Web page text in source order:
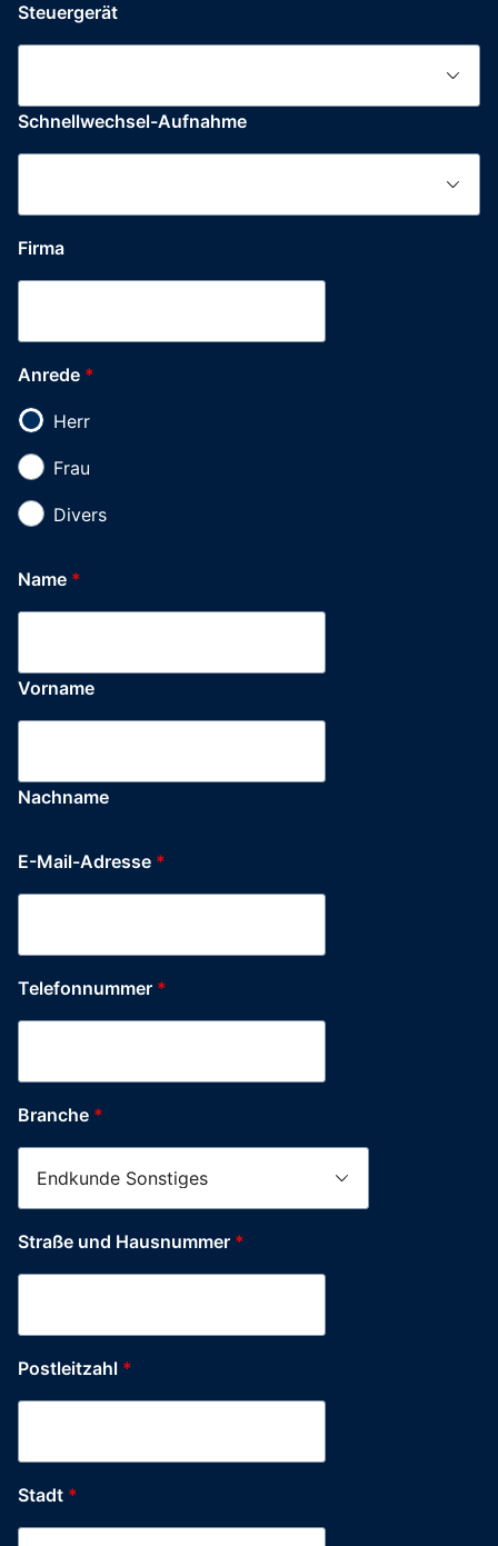
Steuergerät
Schnellwechsel-Aufnahme
Firma
Anrede *
Herr
Frau
Divers
Name *
Vorname
Nachname
E-Mail-Adresse *
Telefonnummer *
Branche *
Straße und Hausnummer *
Postleitzahl *
Stadt *